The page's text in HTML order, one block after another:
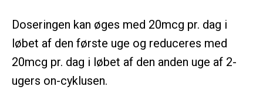
Doseringen kan øges med 20mcg pr. dag i
løbet af den første uge og reduceres med
20mcg pr. dag i løbet af den anden uge af 2-
ugers on-cyklusen.